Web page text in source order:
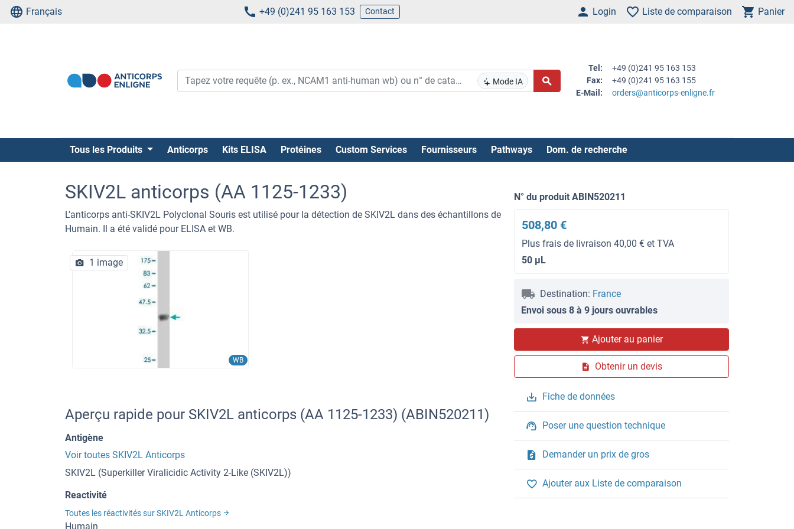
Français +49 (0)241 95 163 153 Contact Login Liste de comparaison Panier
Mode IA
Tel:
+49 (0)241 95 163 153
Fax:
+49 (0)241 95 163 155
E-Mail:
orders@anticorps-enligne.fr
Tous les Produits Anticorps Kits ELISA Protéines Custom Services Fournisseurs Pathways Dom. de recherche
SKIV2L anticorps (AA 1125-1233)
L’anticorps anti-SKIV2L Polyclonal Souris est utilisé pour la détection de SKIV2L dans des échantillons de
Humain. Il a été validé pour ELISA et WB.
WB
1 image
N° du produit ABIN520211
508,80 €
Plus frais de livraison 40,00 € et TVA
50 μL
Destination: France
Envoi sous 8 à 9 jours ouvrables
Ajouter au panier
Obtenir un devis
Fiche de données
Poser une question technique
Demander un prix de gros
Ajouter aux Liste de comparaison
Aperçu rapide pour SKIV2L anticorps (AA 1125-1233) (ABIN520211)
Antigène
Voir toutes SKIV2L Anticorps
SKIV2L (Superkiller Viralicidic Activity 2-Like (SKIV2L))
Reactivité
Toutes les réactivités sur SKIV2L Anticorps
Humain